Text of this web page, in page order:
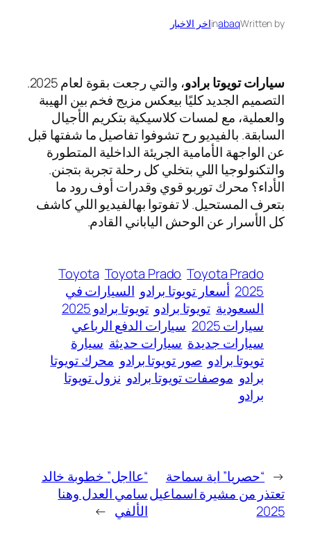
Written by
abaq
inاخر الاخبار
سيارات تويوتا برادو
، والتي رجعت بقوة لعام 2025.
التصميم الجديد كليًا بيعكس مزيج فخم بين الهيبة
والعملية، مع لمسات كلاسيكية بتكريم الأجيال
السابقة. بالفيديو رح تشوفوا تفاصيل ما شفتها قبل
عن الواجهة الأمامية الجريئة الداخلية المتطورة
والتكنولوجيا اللي بتخلي كل رحلة تجربة بتجنن.
الأداء؟ محرك توربو قوي وقدرات أوف رود ما
بتعرف المستحيل. لا تفوتوا بهالفيديو اللي كاشف
كل الأسرار عن الوحش الياباني القادم.
Toyota Toyota Prado Toyota Prado
2025 أسعار تويوتا برادو السيارات في
السعودية تويوتا برادو تويوتا برادو 2025
سيارات 2025
سيارات الدفع الرباعي
سيارات جديدة سيارات حديثة سيارة
تويوتا برادو صور تويوتا برادو محرك تويوتا
برادو موصفات تويوتا برادو نزول تويوتا
برادو
← “حصريا” اية سماحة
تعتذر من مشيرة اسماعيل
2025
“عااجل” خطوبة خالد
سامي العدل وهنا
الألفي →